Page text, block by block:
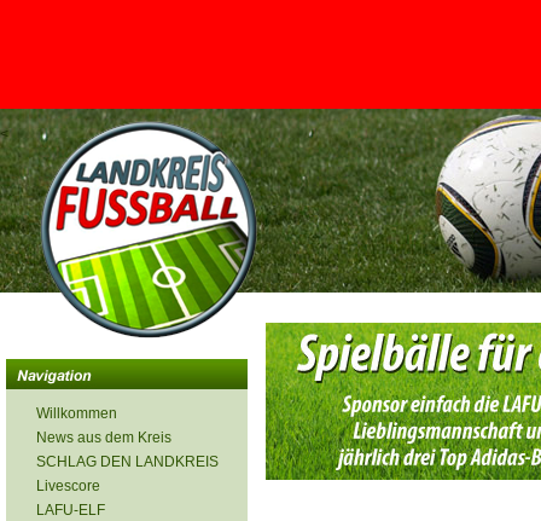
<
Willkommen
News aus dem Kreis
SCHLAG DEN LANDKREIS
Livescore
LAFU-ELF